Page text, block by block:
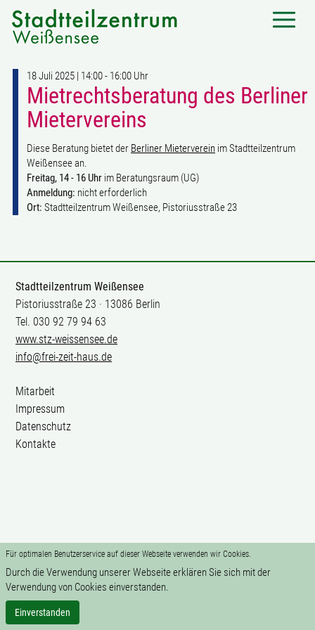
Für optimalen Benutzerservice auf dieser Webseite verwenden wir Cookies.
Durch die Verwendung unserer Webseite erklären Sie sich mit der
Verwendung von Cookies einverstanden.
Einverstanden
18 Juli 2025 | 14:00 - 16:00 Uhr
Mietrechtsberatung des Berliner
Mietervereins
Diese Beratung bietet der Berliner Mieterverein im Stadtteilzentrum
Weißensee an.
Freitag, 14 - 16 Uhr im Beratungsraum (UG)
Anmeldung: nicht erforderlich
Ort: Stadtteilzentrum Weißensee, Pistoriusstraße 23
Stadtteilzentrum Weißensee
Pistoriusstraße 23 · 13086 Berlin
Tel. 030 92 79 94 63
www.stz-weissensee.de
info@frei-zeit-haus.de
Mitarbeit
Impressum
Datenschutz
Kontakte